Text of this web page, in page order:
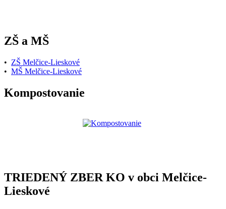
ZŠ a MŠ
• ZŠ Melčice-Lieskové
• MŠ Melčice-Lieskové
Kompostovanie
TRIEDENÝ ZBER KO v obci Melčice-
Lieskové